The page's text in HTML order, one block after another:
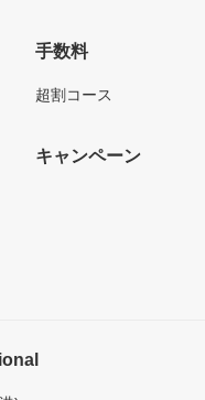
手数料
超割コース
キャンペーン